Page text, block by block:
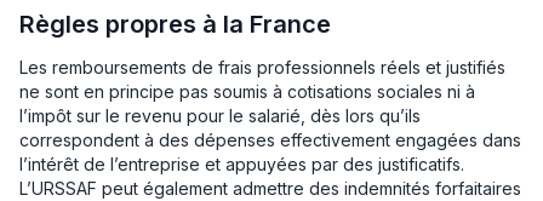
Règles propres à la France
Les remboursements de frais professionnels réels et justifiés
ne sont en principe pas soumis à cotisations sociales ni à
l’impôt sur le revenu pour le salarié, dès lors qu’ils
correspondent à des dépenses effectivement engagées dans
l’intérêt de l’entreprise et appuyées par des justificatifs.
L’URSSAF peut également admettre des indemnités forfaitaires